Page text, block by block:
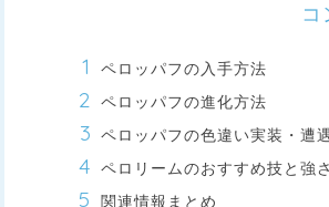
コ
ペロッパフの入手方法
ペロッパフの進化方法
ペロッパフの色違い実装・遭
ペロリームのおすすめ技と強さ
関連情報まとめ